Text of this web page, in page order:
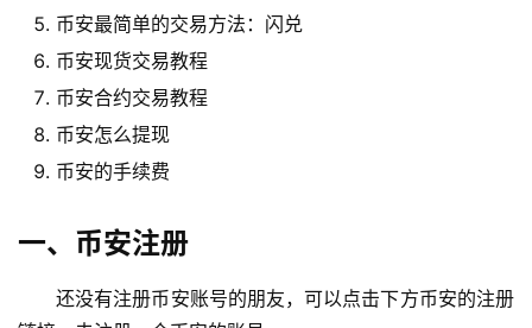
币安最简单的交易方法：闪兑
币安现货交易教程
币安合约交易教程
币安怎么提现
币安的手续费
一、币安注册
还没有注册币安账号的朋友，可以点击下方币安的注册